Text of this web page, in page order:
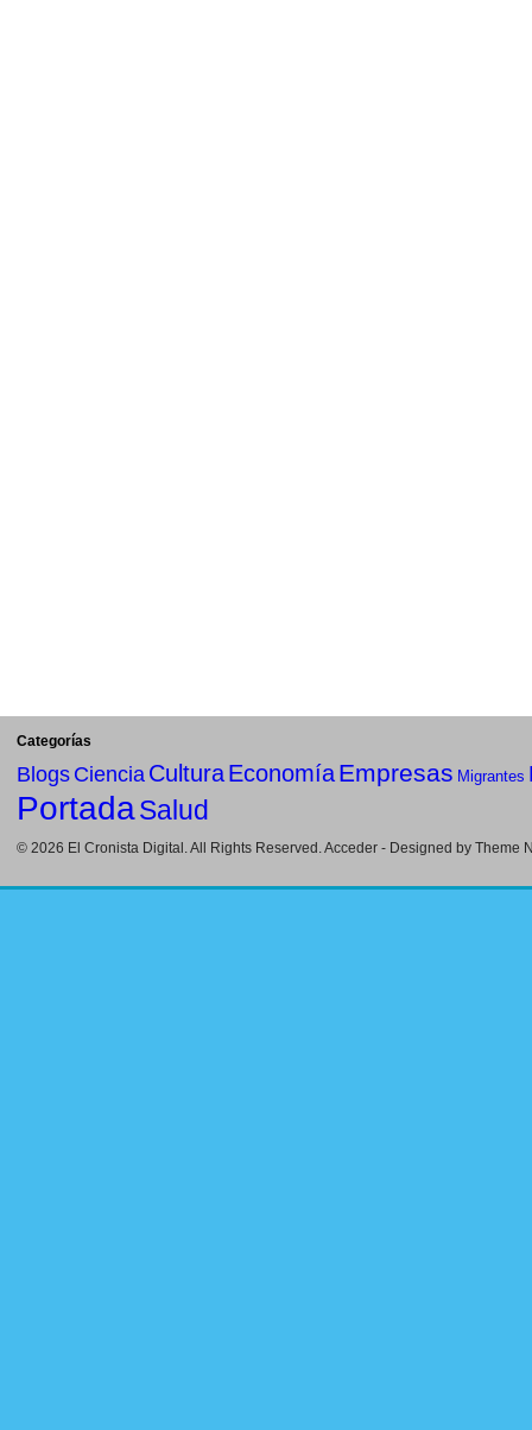
Categorías
BlogsCiencia CulturaEconomíaEmpresas Migrantes
PortadaSalud
© 2026 El Cronista Digital . All Rights Reserved.Acceder - Designed by Theme